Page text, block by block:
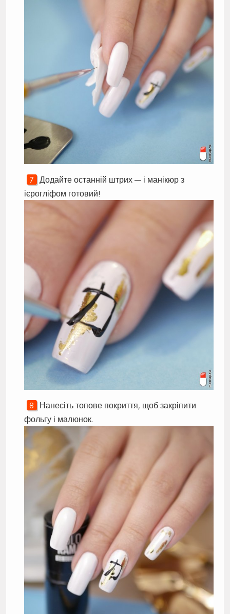
Додайте останній штрих — і манікюр з
ієрогліфом готовий!
Нанесіть топове покриття, щоб закріпити
фольгу і малюнок.